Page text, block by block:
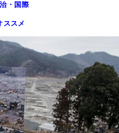
・国際
ススメ